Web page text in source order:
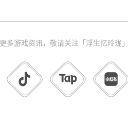
更多游戏资讯，敬请关注「浮生忆玲珑